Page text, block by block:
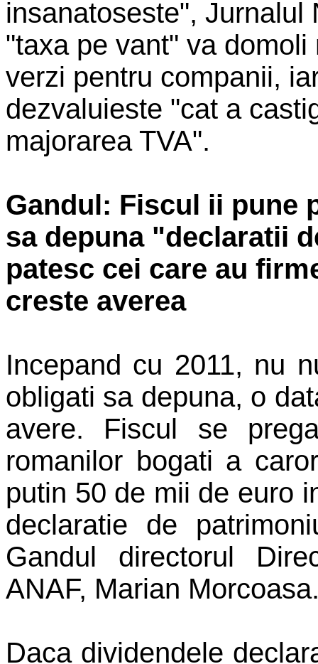
insanatoseste", Jurnalul
"taxa pe vant" va
verzi pentru companii,
dezvaluieste "cat a
majorarea TVA".
Gandul: Fiscul ii pune
sa depuna "declaratii
patesc cei care au
creste averea
Incepand cu 2011, nu
obligati sa depuna, o
avere. Fiscul se
romanilor bogati a
putin 50 de mii de euro
declaratie de
Gandul directorul
ANAF, Marian
Daca dividendele